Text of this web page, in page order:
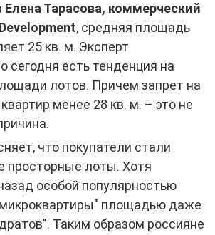
Елена Тарасова, коммерческий
, средняя площадь
25 кв. м. Эксперт
сегодня есть тенденция на
лотов. Причем запрет на
менее 28 кв. м. – это не
что покупатели стали
просторные лоты. Хотя
особой популярностью
площадью даже
Таким образом россияне